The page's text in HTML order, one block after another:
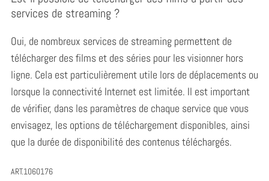
services de streaming ?
Oui, de nombreux services de streaming permettent de
télécharger des films et des séries pour les visionner hors
ligne. Cela est particulièrement utile lors de déplacements ou
lorsque la connectivité Internet est limitée. Il est important
de vérifier, dans les paramètres de chaque service que vous
envisagez, les options de téléchargement disponibles, ainsi
que la durée de disponibilité des contenus téléchargés.
ART.1060176